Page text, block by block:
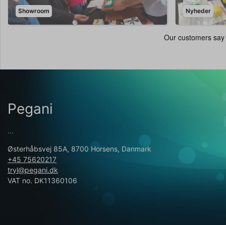
Showroom Nyheder
Pegani
...
Østerhåbsvej 85A, 8700 Horsens, Danmark
+45 75620217
tryl@pegani.dk
VAT no. DK11360106